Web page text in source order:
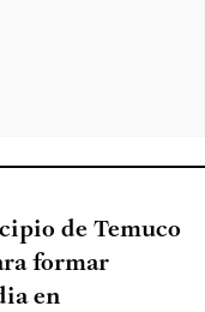
de Temuco
formar
en